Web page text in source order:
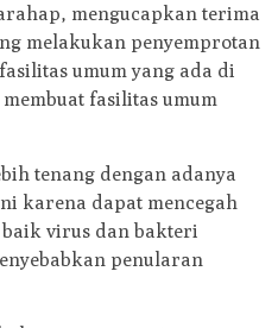
mengucapkan terima
melakukan penyemprotan
umum yang ada di
fasilitas umum
tenang dengan adanya
karena dapat mencegah
virus dan bakteri
penularan